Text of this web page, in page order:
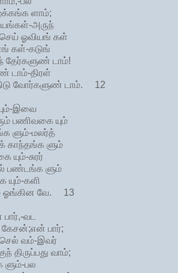
ளாம்;
அருந்
ஓவியங் கள்
கள்-கடுங்
தேர்களுண் டாம்!
டாம்-திரள்
வோர்களுண் டாம். 12
இவை
பணிவகை யும்
ளும்-மலர்த்
காந்தங்க ளும்
யும்-சுரர்
பண்டங்க ளும்
களி
ஓங்கின வே. 13
வட
பார்;
வம்-இவர்
திருப்பது வாம்;
பல